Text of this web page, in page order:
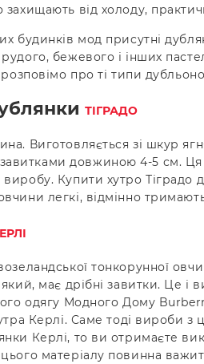
від холоду,
будинків мод присутні
бежевого і інших
розповімо про ті типи
ТІГРАДО
Виготовляється зі шкур
довжиною 4-5 см. Ця
Купити хутро
легкі, відмінно
тонкорунної
має дрібні завитки. Це і
одягу Модного Дому
Керлі. Саме тоді вироби
Керлі, то ви отримаєте
матеріалу повинна